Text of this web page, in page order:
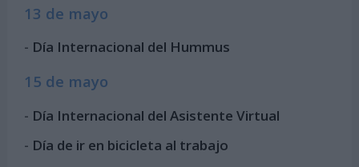
13 de mayo
- Día Internacional del Hummus
15 de mayo
- Día Internacional del Asistente Virtual
- Día de ir en bicicleta al trabajo